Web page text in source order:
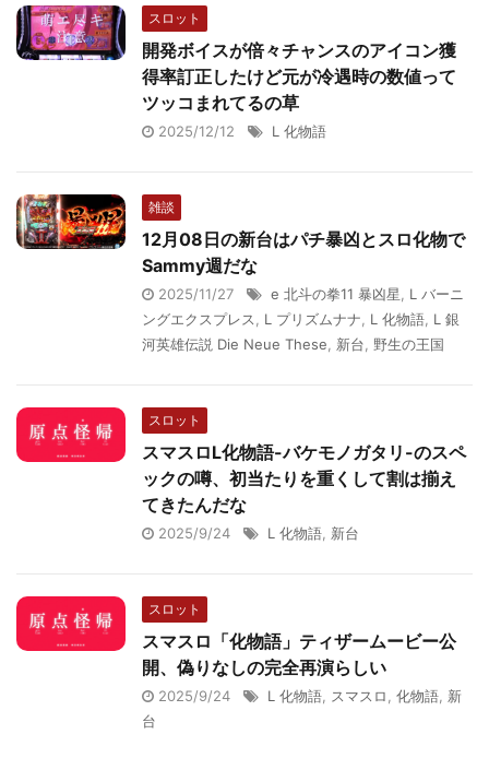
スロット
開発ボイスが倍々チャンスのアイコン獲
得率訂正したけど元が冷遇時の数値って
ツッコまれてるの草
2025/12/12 L 化物語
雑談
12月08日の新台はパチ暴凶とスロ化物で
Sammy週だな
2025/11/27 e 北斗の拳11 暴凶星
L バーニ
ングエクスプレス
L プリズムナナ L 化物語 L 銀
河英雄伝説 Die Neue These
新台 野生の王国
スロット
スマスロL化物語-バケモノガタリ-のスペ
ックの噂、初当たりを重くして割は揃え
てきたんだな
2025/9/24 L 化物語 新台
スロット
スマスロ「化物語」ティザームービー公
開、偽りなしの完全再演らしい
2025/9/24 L 化物語 スマスロ 化物語 新
台